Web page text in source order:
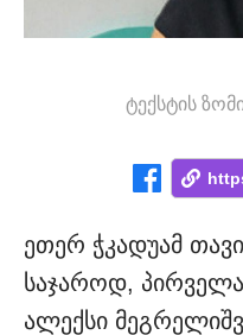
ტექსტის
ეთერ ჭკადუამ
საჯაროდ,
ალექსი